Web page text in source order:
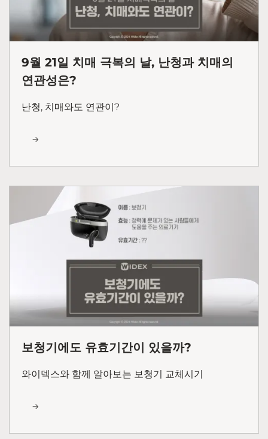
9월 21일 치매 극복의 날, 난청과 치매의
연관성은?
난청, 치매와도 연관이?
보청기에도 유효기간이 있을까?
와이덱스와 함께 알아보는 보청기 교체시기